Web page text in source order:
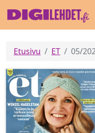
Etusivu ET 05/